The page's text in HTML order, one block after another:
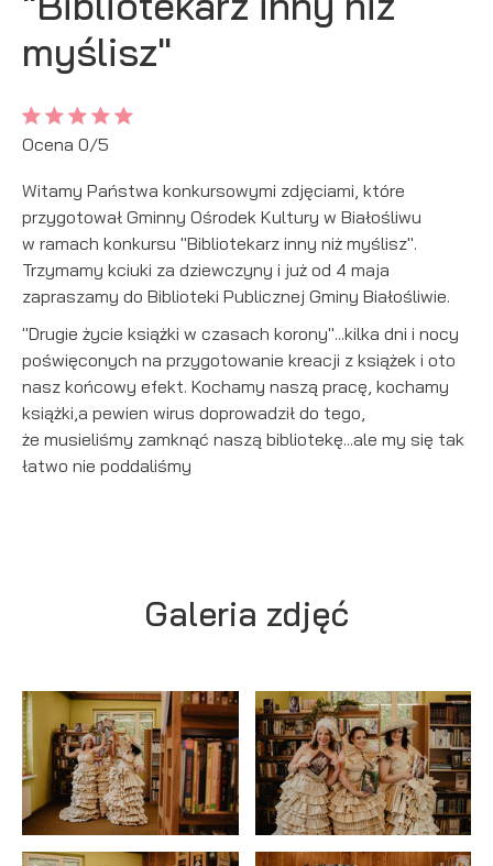
myślisz"
Ocena 0/5
Witamy Państwa konkursowymi zdjęciami, które
przygotował Gminny Ośrodek Kultury w Białośliwu
w ramach konkursu "Bibliotekarz inny niż myślisz".
Trzymamy kciuki za dziewczyny i już od 4 maja
zapraszamy do Biblioteki Publicznej Gminy Białośliwie.
"Drugie życie książki w czasach korony"...kilka dni i nocy
poświęconych na przygotowanie kreacji z książek i oto
nasz końcowy efekt. Kochamy naszą pracę, kochamy
książki,a pewien wirus doprowadził do tego,
że musieliśmy zamknąć naszą bibliotekę...ale my się tak
łatwo nie poddaliśmy
Galeria zdjęć
personalizację określonych funkcjonalności czy
prezentowanych treści.
Dzięki tym plikom cookies możemy zapewnić Ci większy
dopasowanie jej do Twoich indywidualnych preferencji.
Wyrażenie zgody na funkcjonalne i personalizacyjne pliki
stronie.
Analityczne
Analityczne pliki cookies pomagają nam rozwijać się i
dostosowywać do Twoich potrzeb.
Cookies analityczne pozwalają na uzyskanie informacji w
zakresie wykorzystywania witryny internetowej, miejsca oraz
częstotliwości, z jaką odwiedzane są nasze serwisy www.
Dane pozwalają nam na ocenę naszych serwisów
internetowych pod względem ich popularności wśród
użytkowników. Zgromadzone informacje są przetwarzane w
formie zanonimizowanej. Wyrażenie zgody na analityczne pliki
cookies gwarantuje dostępność wszystkich funkcjonalności.
Więcej
Dzięki reklamowym plikom cookies prezentujemy Ci
najciekawsze informacje i aktualności na stronach naszych
partnerów.
Promocyjne pliki cookies służą do prezentowania Ci naszych
komunikatów na podstawie analizy Twoich upodobań oraz
Twoich zwyczajów dotyczących przeglądanej witryny
Więcej